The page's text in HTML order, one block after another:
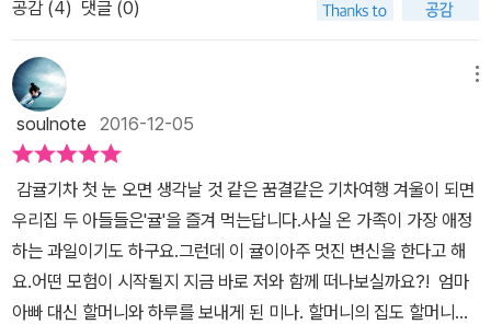
는 그림책들을 만나게 된 것 같다. 기존에 나왔던 책들은 번역서였는
데, 이번에 만난 책은 우리나라 작가가 쓰고 그린 책이라 더 매력적이
었다. 앞 뒤 표지는 쭉 연결되어져 있다. 하얀 눈이 쌓인 곳에 감귤 기
차가 떠나는 풍경을 담고 있는 그림을 보고 있으니, 기차 여행을 하고
싶어진다. 하얀 눈이 쌓인 풍경을 보며 떠날 수 있는 그런 평온한 여행
길...€ 감귤 기차라는 제목이 쓰여 있는 곳엔감귤 박스를 끌고 가시는
할머니와 분홍색 토끼 인형을 손에 들고 걸어가는 여자 아이가 그려
져 있다. 그리고 그들 뒤로 그 모습을 바라보는 고양이?가 있다. 어느
추운 겨울날이었습니다. 그날은 할머니가 미나를 데리러 왔어요. 로
시작되는 <감귤 기차>€ '엄마랑 아빠는 언제 와요?'미나는 할머니
도 할머니의 집도 조금은 낯설었어요. 이 장면을 보다보면 미나를 왜
공감 (4) 댓글 (0)
soulnote 2016-12-05
감귤기차 첫 눈 오면 생각날 것 같은 꿈결같은 기차여행 겨울이 되면
우리집 두 아들들은'귤'을 즐겨 먹는답니다.사실 온 가족이 가장 애정
하는 과일이기도 하구요.그런데 이 귤이아주 멋진 변신을 한다고 해
요.어떤 모험이 시작될지 지금 바로 저와 함께 떠나보실까요?! ​ 엄마
아빠 대신 할머니와 하루를 보내게 된 미나. 할머니의 집도 할머니와